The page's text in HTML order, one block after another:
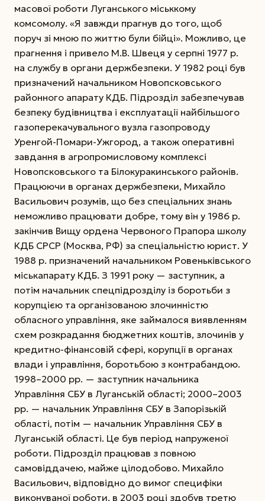
масової роботи Луганського міськкому
комсомолу. «Я завжди прагнув до того, щоб
поруч зі мною по життю були бійці». Можливо, це
прагнення і привело М.В. Швеця у серпні 1977 р.
на службу в органи держбезпеки. У 1982 році був
призначений начальником Новопсковського
районного апарату КДБ. Підрозділ забезпечував
безпеку будівництва і експлуатації найбільшого
газоперекачувального вузла газопроводу
Уренгой-Помари-Ужгород, а також оперативні
завдання в агропромисловому комплексі
Новопсковського та Білокуракинського районів.
Працюючи в органах держбезпеки, Михайло
Васильович розумів, що без спеціальних знань
неможливо працювати добре, тому він у 1986 р.
закінчив Вищу ордена Червоного Прапора школу
КДБ СРСР (Москва, РФ) за спеціальністю юрист. У
1988 р. призначений начальником Ровеньківського
міськапарату КДБ. З 1991 року — заступник, а
потім начальник спецпідрозділу із боротьби з
корупцією та організованою злочинністю
обласного управління, яке займалося виявленням
схем розкрадання бюджетних коштів, злочинів у
кредитно-фінансовій сфері, корупції в органах
влади і управління, боротьбою з контрабандою.
1998–2000 рр. — заступник начальника
Управління СБУ в Луганській області; 2000–2003
рр. — начальник Управління СБУ в Запорізькій
області, потім — начальник Управління СБУ в
Луганській області. Це був період напруженої
роботи. Підрозділ працював з повною
самовіддачею, майже цілодобово. Михайло
Васильович, відповідно до вимог специфіки
виконуваної роботи, в 2003 році здобув третю